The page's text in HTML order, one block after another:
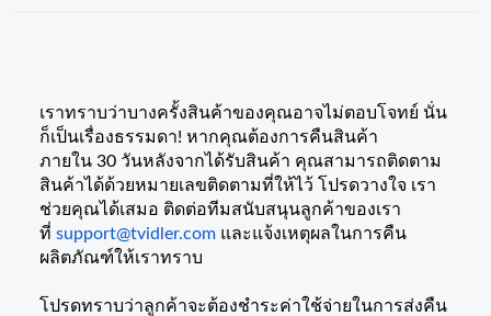
เราทราบว่าบางครั้งสินค้าของคุณอาจไม่ตอบโจทย์ นั่น
ก็เป็นเรื่องธรรมดา! หากคุณต้องการคืนสินค้า
ภายใน 30 วันหลังจากได้รับสินค้า คุณสามารถติดตาม
สินค้าได้ด้วยหมายเลขติดตามที่ให้ไว้ โปรดวางใจ เรา
ช่วยคุณได้เสมอ ติดต่อทีมสนับสนุนลูกค้าของเรา
ที่ support@tvidler.com และแจ้งเหตุผลในการคืน
ผลิตภัณฑ์ให้เราทราบ
โปรดทราบว่าลูกค้าจะต้องชำระค่าใช้จ่ายในการส่งคืน